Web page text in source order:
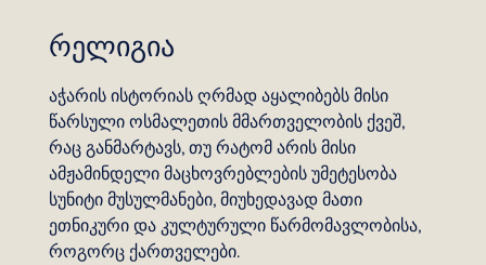
რელიგია
აჭარის ისტორიას ღრმად აყალიბებს მისი
წარსული ოსმალეთის მმართველობის ქვეშ,
რაც განმარტავს, თუ რატომ არის მისი
ამჟამინდელი მაცხოვრებლების უმეტესობა
სუნიტი მუსულმანები, მიუხედავად მათი
ეთნიკური და კულტურული წარმომავლობისა,
როგორც ქართველები.